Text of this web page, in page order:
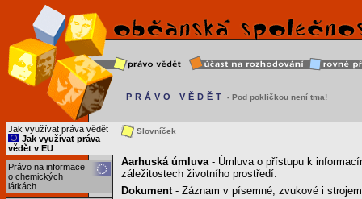
Jak využívat práva vědět
Jak využívat práva
vědět v EU
Právo na informace
o chemických
látkách
PRÁVO VĚDĚT - Pod pokličkou není tma!
Slovníček
Aarhuská úmluva - Úmluva o přístupu k
záležitostech životního prostředí.
Dokument- Záznam v písemné, zvukové i